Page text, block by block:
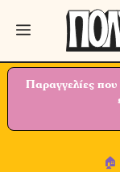
Μετάβαση
περιεχόμενο
Μενού
Παραγγελίες